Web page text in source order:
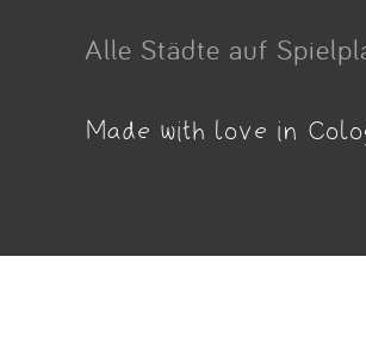
Alle Städte auf
Made with love in